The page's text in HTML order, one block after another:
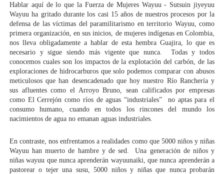
Hablar aquí de lo que la Fuerza de Mujeres Wayuu - Sutsuin jiyeyuu
Wayuu ha gritado durante los casi 15 años de nuestros procesos por la
defensa de las víctimas del paramilitarismo en territorio Wayuu, como
primera organización, en sus inicios, de mujeres indígenas en Colombia,
nos lleva obligadamente a hablar de esta hembra Guajira, lo que es
necesario y sigue siendo más vigente que nunca.  Todas y todos
conocemos cuales son los impactos de la explotación del carbón, de las
exploraciones de hidrocarburos que solo podemos comparar con abusos
meticulosos que han desencadenado que hoy nuestro Río Ranchería y
sus afluentes como el Arroyo Bruno, sean calificados por empresas
como El Cerrejón como ríos de aguas “industriales”  no aptas para el
consumo humano, cuando en todos los rincones del mundo los
nacimientos de agua no emanan aguas industriales.
En contraste, nos enfrentamos a realidades como que 5000 niños y niñas
Wayuu han muerto de hambre y de sed.  Una generación de niños y
niñas wayuu que nunca aprenderán wayuunaiki, que nunca aprenderán a
pastorear o tejer una susu, 5000 niños y niñas que nunca probarán